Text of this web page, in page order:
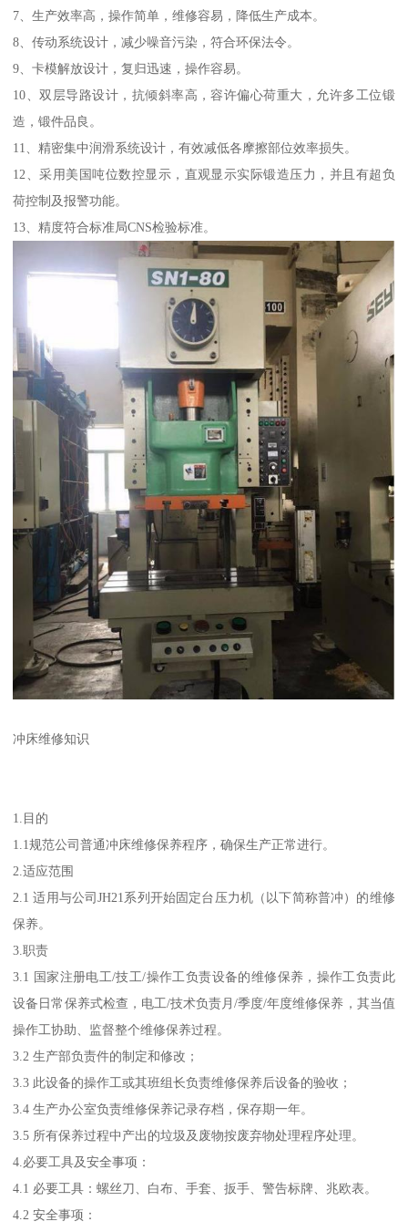
7、生产效率高，操作简单，维修容易，降低生产成本。
8、传动系统设计，减少噪音污染，符合环保法令。
9、卡模解放设计，复归迅速，操作容易。
10、双层导路设计，抗倾斜率高，容许偏心荷重大，允许多工位锻
造，锻件品良。
11、精密集中润滑系统设计，有效减低各摩擦部位效率损失。
12、采用美国吨位数控显示，直观显示实际锻造压力，并且有超负
荷控制及报警功能。
13、精度符合标准局CNS检验标准。
冲床维修知识
1.目的
1.1规范公司普通冲床维修保养程序，确保生产正常进行。
2.适应范围
2.1 适用与公司JH21系列开始固定台压力机（以下简称普冲）的维修
保养。
3.职责
3.1 国家注册电工/技工/操作工负责设备的维修保养，操作工负责此
设备日常保养式检查，电工/技术负责月/季度/年度维修保养，其当值
操作工协助、监督整个维修保养过程。
3.2 生产部负责件的制定和修改；
3.3 此设备的操作工或其班组长负责维修保养后设备的验收；
3.4 生产办公室负责维修保养记录存档，保存期一年。
3.5 所有保养过程中产出的垃圾及废物按废弃物处理程序处理。
4.必要工具及安全事项：
4.1 必要工具：螺丝刀、白布、手套、扳手、警告标牌、兆欧表。
4.2 安全事项：